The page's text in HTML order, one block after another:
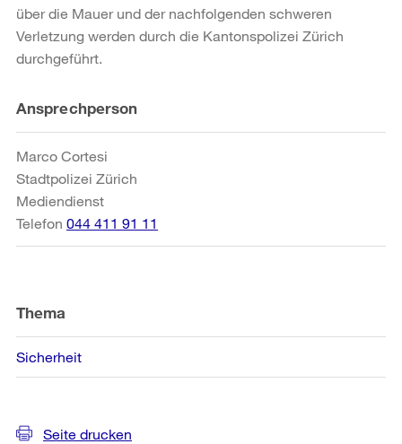
über die Mauer und der nachfolgenden schweren
Verletzung werden durch die Kantonspolizei Zürich
durchgeführt.
Weitere
Informationen
Ansprechperson
Marco Cortesi
Stadtpolizei Zürich
Mediendienst
Telefon 044 411 91 11
Thema
Sicherheit
Seite drucken